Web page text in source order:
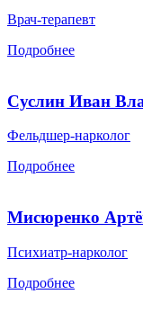
Врач-терапевт
Подробнее
Суслин Иван
Фельдшер-нарколог
Подробнее
Мисюренко
Психиатр-нарколог
Подробнее